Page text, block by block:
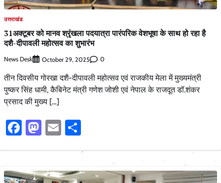
उत्तराखंड
31अक्टूबर को मानव श्रृंखला पदयात्रा पारंपरिक वेशभूषा के साथ हो रहा है
दशै-दीपावली महोत्सव का शुभारंभ
News Desk October 29, 2025 0
तीन दिवसीय गोरखा दशै-दीपावली महोत्सव एवं राजकीय मेला में मुख्यमंत्री
पुष्कर सिंह धामी, कैबिनेट मंत्री गणेश जोशी एवं नेपाल के राजदूत डॉ.शंकर
प्रसाद की मुख्य […]
Facebook
Mastodon
Email